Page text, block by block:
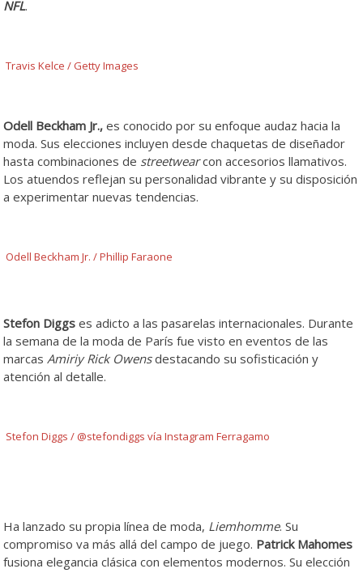
NFL.
Travis Kelce / Getty Images
Odell Beckham Jr., es conocido por su enfoque audaz hacia la
moda. Sus elecciones incluyen desde chaquetas de diseñador
hasta combinaciones de streetwearcon accesorios llamativos.
Los atuendos reflejan su personalidad vibrante y su disposición
a experimentar nuevas tendencias.
Odell Beckham Jr. / Phillip Faraone
Stefon Diggs es adicto a las pasarelas internacionales. Durante
la semana de la moda de París fue visto en eventos de las
marcas Amiriy Rick Owensdestacando su sofisticación y
atención al detalle.
Stefon Diggs / @stefondiggs vía Instagram Ferragamo
Ha lanzado su propia línea de moda, Liemhomme. Su
compromiso va más allá del campo de juego. Patrick Mahomes
fusiona elegancia clásica con elementos modernos. Su elección